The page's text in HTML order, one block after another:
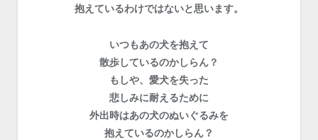
抱えているわけではないと思います。
いつもあの犬を抱えて
散歩しているのかしらん？
もしや、愛犬を失った
悲しみに耐えるために
外出時はあの犬のぬいぐるみを
抱えているのかしらん？